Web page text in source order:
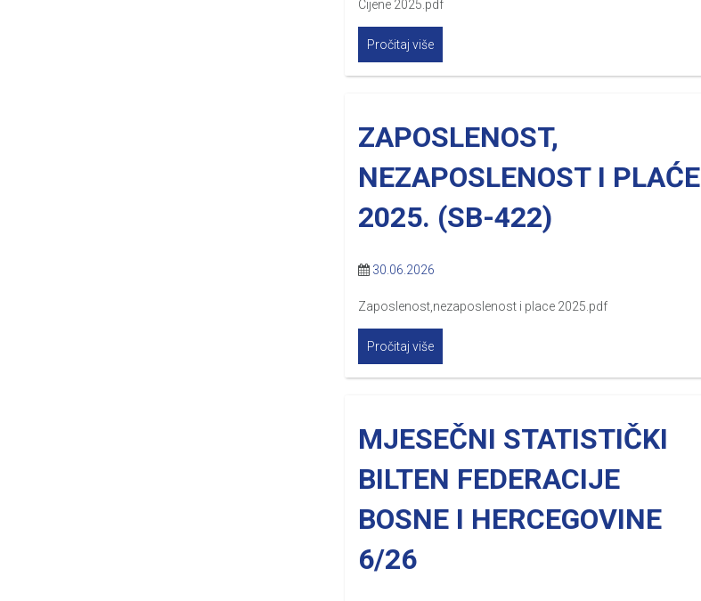
Cijene 2025.pdf
Pročitaj više
ZAPOSLENOST,
NEZAPOSLENOST I PLAĆE
2025. (SB-422)
30.06.2026
Zaposlenost,nezaposlenost i place 2025.pdf
Pročitaj više
MJESEČNI STATISTIČKI
BILTEN FEDERACIJE
BOSNE I HERCEGOVINE
6/26